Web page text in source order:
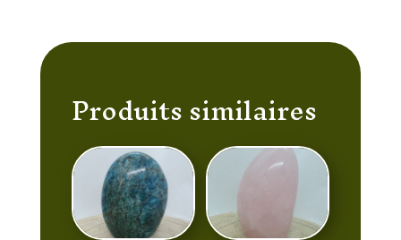
Produits similaires